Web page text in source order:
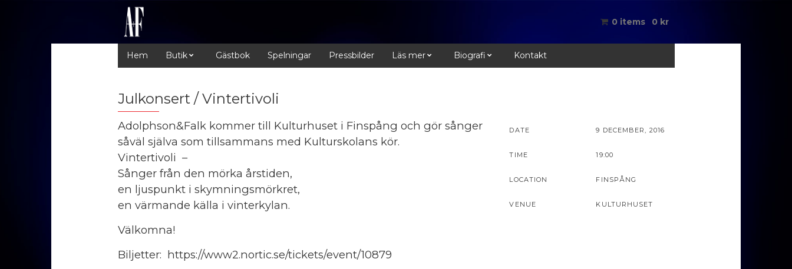
0 items 0 kr
Hem Butik Gästbok Spelningar Pressbilder Läs mer Biografi Kontakt
Julkonsert / Vintertivoli
DATE 9 DECEMBER, 2016
TIME 19:00
LOCATION FINSPÅNG
VENUE KULTURHUSET
Adolphson&Falk kommer till Kulturhuset i Finspång och gör sånger
såväl själva som tillsammans med Kulturskolans kör.
Vintertivoli –
Sånger från den mörka årstiden,
en ljuspunkt i skymningsmörkret,
en värmande källa i vinterkylan.
Välkomna!
Biljetter: https://www2.nortic.se/tickets/event/10879